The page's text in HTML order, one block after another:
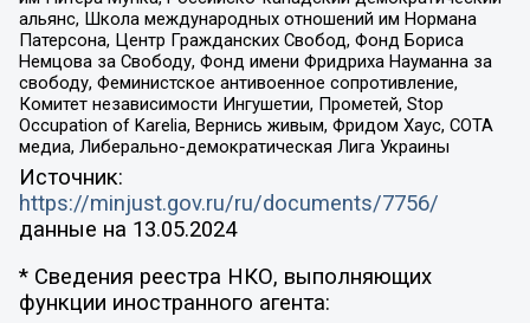
альянс, Школа международных отношений им Нормана
Патерсона, Центр Гражданских Свобод, Фонд Бориса
Немцова за Свободу, Фонд имени Фридриха Науманна за
свободу, Феминистское антивоенное сопротивление,
Комитет независимости Ингушетии, Прометей, Stop
Occupation of Karelia, Вернись живым, Фридом Хаус, СОТА
медиа, Либерально-демократическая Лига Украины
Источник:
https://minjust.gov.ru/ru/documents/7756/
данные на 13.05.2024
* Сведения реестра НКО, выполняющих
функции иностранного агента: